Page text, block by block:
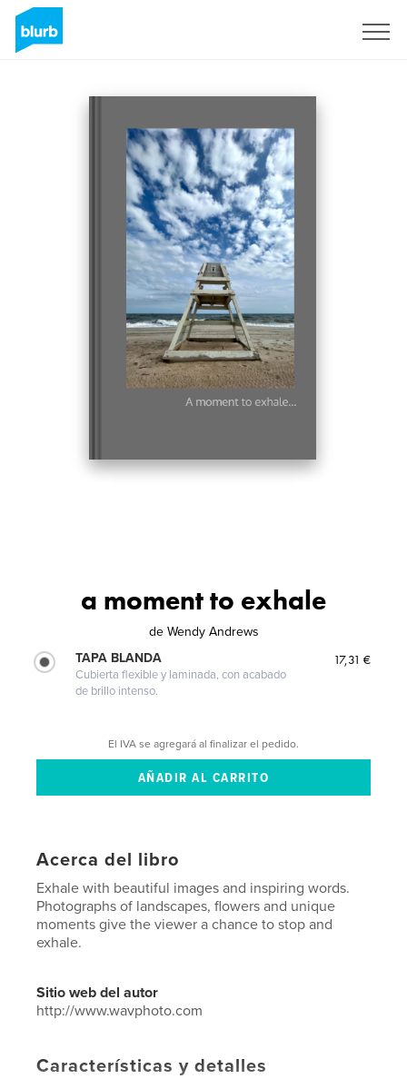
a moment to exhale
de Wendy Andrews
TAPA BLANDA
Cubierta flexible y laminada, con acabado
de brillo intenso.
17,31 €
El IVA se agregará al finalizar el pedido.
Acerca del libro
Exhale with beautiful images and inspiring words.
Photographs of landscapes, flowers and unique
moments give the viewer a chance to stop and
exhale.
Sitio web del autor
http://www.wavphoto.com
Características y detalles